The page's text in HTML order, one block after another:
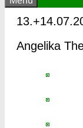
Angelika